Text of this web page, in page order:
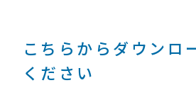
こちらからダウンロ
ください